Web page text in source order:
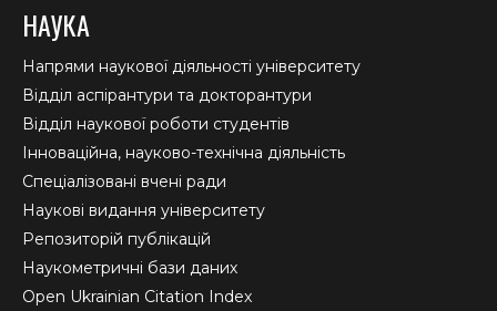
НАУКА
Напрями наукової діяльності університету
Відділ аспірантури та докторантури
Відділ наукової роботи студентів
Інноваційна, науково-технічна діяльність
Спеціалізовані вчені ради
Наукові видання університету
Репозиторій публікацій
Наукометричні бази даних
Open Ukrainian Citation Index